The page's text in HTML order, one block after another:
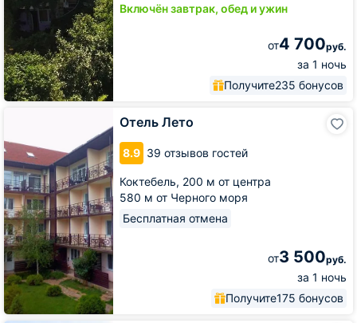
Включён завтрак, обед и ужин
от4 700руб.
за 1 ночь
Получите235 бонусов
Отель Лето
8.9 39 отзывов гостей
Коктебель, 200 м от центра
580 м от Черного моря
Бесплатная отмена
от3 500руб.
за 1 ночь
Получите175 бонусов